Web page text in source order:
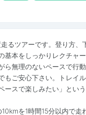
るツアーです。登り方、
基本をしっかりレクチャ
ら無理のないペースで行
もご安心下さい。トレイ
ースで楽しみたい」とい
を1時間15分以内で走